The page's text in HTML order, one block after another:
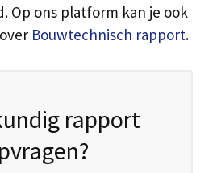
Op ons platform kan je ook
Bouwtechnisch rapport.
rapport